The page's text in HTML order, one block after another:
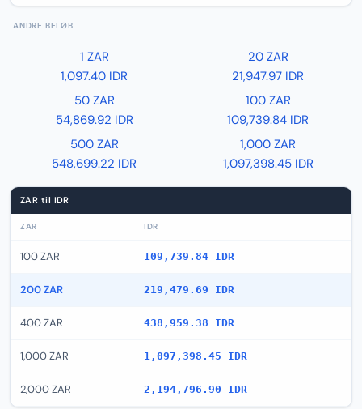
ANDRE BELØB
1 ZAR
1,097.40 IDR
20 ZAR
21,947.97 IDR
50 ZAR
54,869.92 IDR
100 ZAR
109,739.84 IDR
500 ZAR
548,699.22 IDR
1,000 ZAR
1,097,398.45 IDR
ZAR til IDR
ZAR IDR
100 ZAR 109,739.84 IDR
200 ZAR 219,479.69 IDR
400 ZAR 438,959.38 IDR
1,000 ZAR 1,097,398.45 IDR
2,000 ZAR 2,194,796.90 IDR